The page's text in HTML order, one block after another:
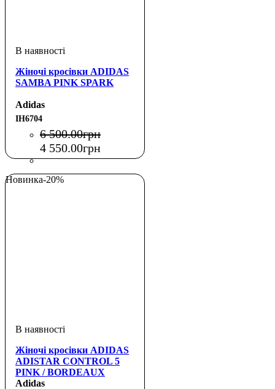
Жіночі кросівки ADIDAS
SAMBA PINK SPARK
Adidas
IH6704
6 500.00грн
4 550.00грн
Новинка-20%
Жіночі кросівки ADIDAS
ADISTAR CONTROL 5
PINK / BORDEAUX
Adidas